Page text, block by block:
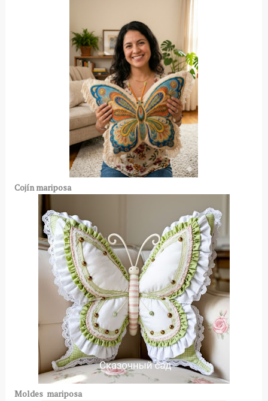
Cojín mariposa
Moldes mariposa